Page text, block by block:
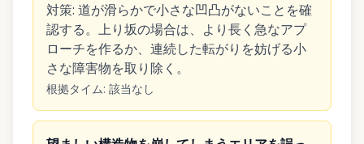
対策: 道が滑らかで小さな凹凸がないことを確
認する。上り坂の場合は、より長く急なアプ
ローチを作るか、連続した転がりを妨げる小
さな障害物を取り除く。
根拠タイム: 該当なし